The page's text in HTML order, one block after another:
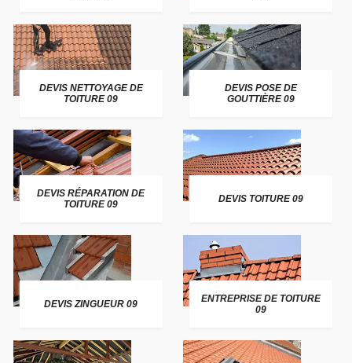
DEVIS NETTOYAGE DE
TOITURE 09
DEVIS POSE DE
GOUTTIÈRE 09
DEVIS RÉPARATION DE
TOITURE 09
DEVIS TOITURE 09
DEVIS ZINGUEUR 09
ENTREPRISE DE TOITURE
09